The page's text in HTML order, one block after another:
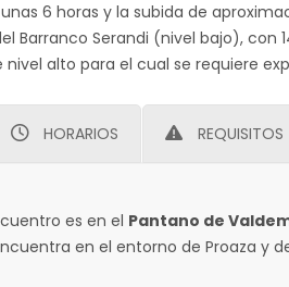
6 horas y la subida de
Barranco Serandi (nivel bajo),
nivel alto para el cual se requiere
HORARIOS REQUISITOS
es en el Pantano de
en el entorno de Proaza y